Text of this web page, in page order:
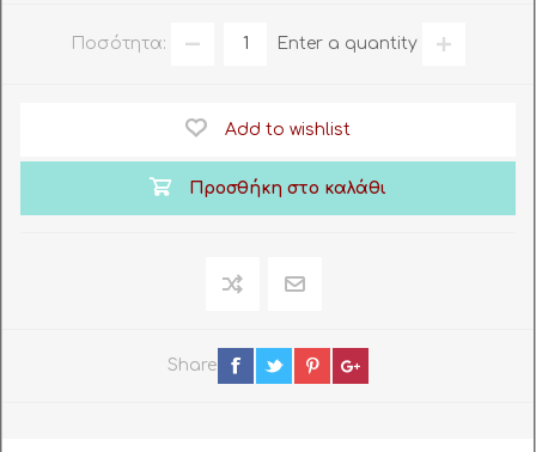
Ποσότητα: Enter a quantity
Add to wishlist
Προσθήκη στο καλάθι
Share